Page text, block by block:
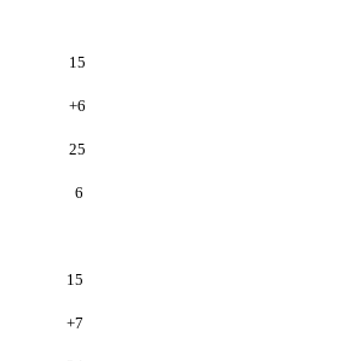
15
+6
25
6
15
+7